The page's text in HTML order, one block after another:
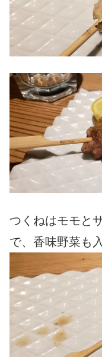
つくねはモモと
で、香味野菜も